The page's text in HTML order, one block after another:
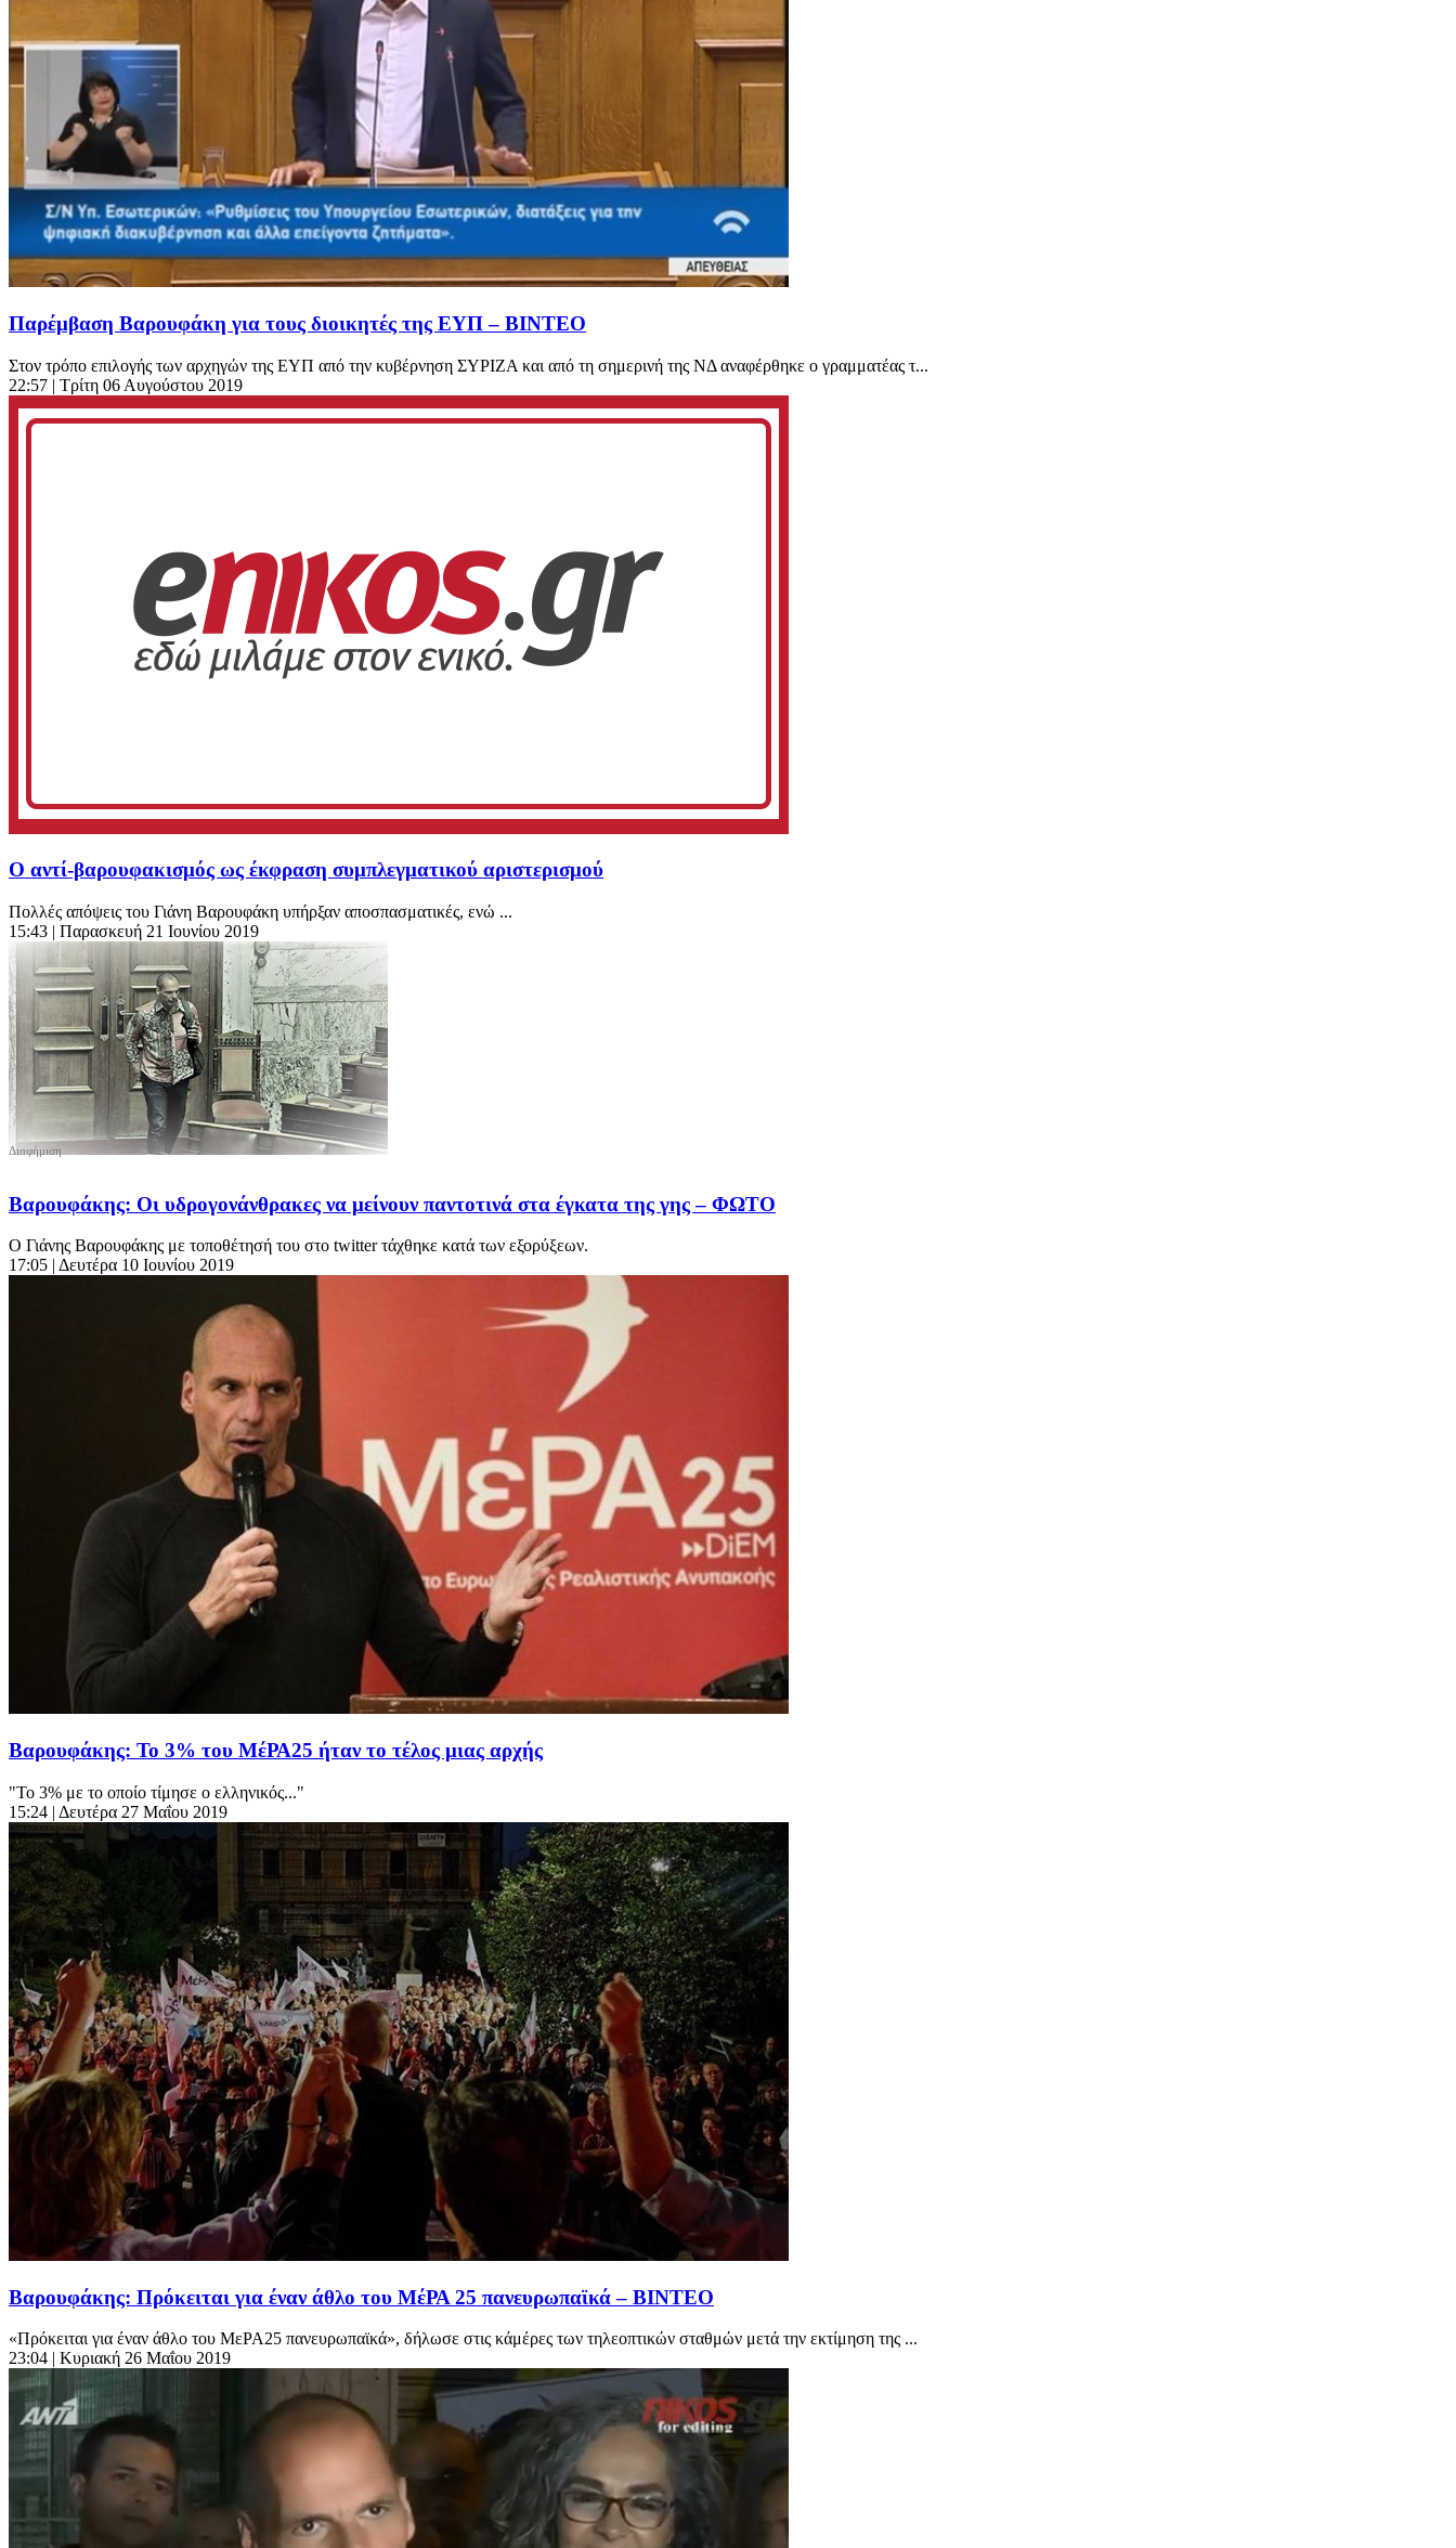
Παρέμβαση Βαρουφάκη για τους διοικητές της ΕΥΠ – ΒΙΝΤΕΟ
Στον τρόπο επιλογής των αρχηγών της ΕΥΠ από την κυβέρνηση ΣΥΡΙΖΑ και από τη σημερινή της ΝΔ αναφέρθηκε ο γραμματέας τ...
22:57 | Τρίτη 06 Αυγούστου 2019
Ο αντί-βαρουφακισμός ως έκφραση συμπλεγματικού αριστερισμού
Πολλές απόψεις του Γιάνη Βαρουφάκη υπήρξαν αποσπασματικές, ενώ ...
15:43 | Παρασκευή 21 Ιουνίου 2019
Βαρουφάκης: Οι υδρογονάνθρακες να μείνουν παντοτινά στα έγκατα της γης – ΦΩΤΟ
Ο Γιάνης Βαρουφάκης με τοποθέτησή του στο twitter τάχθηκε κατά των εξορύξεων.
17:05 | Δευτέρα 10 Ιουνίου 2019
Βαρουφάκης: Το 3% του ΜέΡΑ25 ήταν το τέλος μιας αρχής
"Το 3% με το οποίο τίμησε ο ελληνικός..."
15:24 | Δευτέρα 27 Μαΐου 2019
Βαρουφάκης: Πρόκειται για έναν άθλο του ΜέΡΑ 25 πανευρωπαϊκά – ΒΙΝΤΕΟ
«Πρόκειται για έναν άθλο του ΜεΡΑ25 πανευρωπαϊκά», δήλωσε στις κάμέρες των τηλεοπτικών σταθμών μετά την εκτίμηση της ...
23:04 | Κυριακή 26 Μαΐου 2019